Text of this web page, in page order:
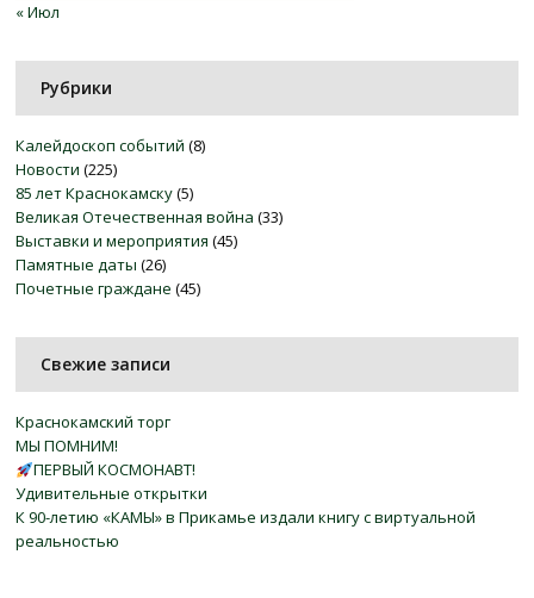
« Июл
Рубрики
Калейдоскоп событий (8)
Новости (225)
85 лет Краснокамску(5)
Великая Отечественная война (33)
Выставки и мероприятия (45)
Памятные даты (26)
Почетные граждане (45)
Свежие записи
Краснокамский торг
МЫ ПОМНИМ!
ПЕРВЫЙ КОСМОНАВТ!
Удивительные открытки
К 90-летию «КАМЫ» в Прикамье издали книгу с виртуальной
реальностью